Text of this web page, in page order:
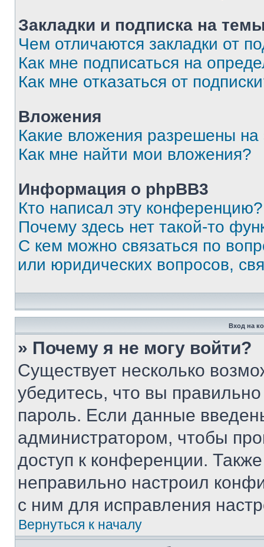
Закладки и подписка на
Чем отличаются закладки от
Как мне подписаться на
Как мне отказаться от
Вложения
Какие вложения разрешены
Как мне найти мои вложения?
Информация о phpBB3
Кто написал эту конференцию?
Почему здесь нет такой-то
С кем можно связаться по
или юридических вопросов,
Вход на
» Почему я не могу войти?
Существует несколько
убедитесь, что вы
пароль. Если данные
администратором, чтобы
доступ к конференции.
неправильно настроил
с ним для исправления
Вернуться к началу